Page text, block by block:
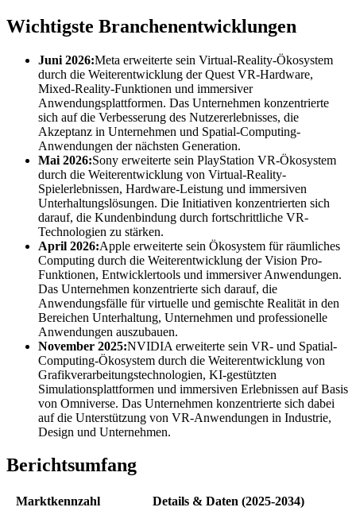
Wichtigste Branchenentwicklungen
Juni 2026:Meta erweiterte sein Virtual-Reality-Ökosystem
durch die Weiterentwicklung der Quest VR-Hardware,
Mixed-Reality-Funktionen und immersiver
Anwendungsplattformen. Das Unternehmen konzentrierte
sich auf die Verbesserung des Nutzererlebnisses, die
Akzeptanz in Unternehmen und Spatial-Computing-
Anwendungen der nächsten Generation.
Mai 2026:Sony erweiterte sein PlayStation VR-Ökosystem
durch die Weiterentwicklung von Virtual-Reality-
Spielerlebnissen, Hardware-Leistung und immersiven
Unterhaltungslösungen. Die Initiativen konzentrierten sich
darauf, die Kundenbindung durch fortschrittliche VR-
Technologien zu stärken.
April 2026:Apple erweiterte sein Ökosystem für räumliches
Computing durch die Weiterentwicklung der Vision Pro-
Funktionen, Entwicklertools und immersiver Anwendungen.
Das Unternehmen konzentrierte sich darauf, die
Anwendungsfälle für virtuelle und gemischte Realität in den
Bereichen Unterhaltung, Unternehmen und professionelle
Anwendungen auszubauen.
November 2025:NVIDIA erweiterte sein VR- und Spatial-
Computing-Ökosystem durch die Weiterentwicklung von
Grafikverarbeitungstechnologien, KI-gestützten
Simulationsplattformen und immersiven Erlebnissen auf Basis
von Omniverse. Das Unternehmen konzentrierte sich dabei
auf die Unterstützung von VR-Anwendungen in Industrie,
Design und Unternehmen.
Berichtsumfang
Marktkennzahl
Details & Daten (2025-2034)